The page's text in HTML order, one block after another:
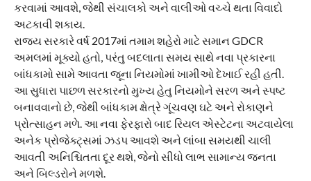
કરવામાં આવશે, જેથી સંચાલકો અને વાલીઓ વચ્ચે થતા વિવાદો
અટકાવી શકાય.
રાજ્ય સરકારે વર્ષ 2017માં તમામ શહેરો માટે સમાન GDCR
અમલમાં મૂક્યો હતો, પરંતુ બદલાતા સમય સાથે નવા પ્રકારના
બાંધકામો સામે આવતા જૂના નિયમોમાં ખામીઓ દેખાઈ રહી હતી.
આ સુધારા પાછળ સરકારનો મુખ્ય હેતુ નિયમોને સરળ અને સ્પષ્ટ
બનાવવાનો છે, જેથી બાંધકામ ક્ષેત્રે ગૂંચવણ ઘટે અને રોકાણને
પ્રોત્સાહન મળે. આ નવા ફેરફારો બાદ રિયલ એસ્ટેટના અટવાયેલા
અનેક પ્રોજેક્ટ્સમાં ઝડપ આવશે અને લાંબા સમયથી ચાલી
આવતી અનિશ્ચિતતા દૂર થશે, જેનો સીધો લાભ સામાન્ય જનતા
અને બિલ્ડરોને મળશે.